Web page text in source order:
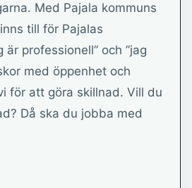
Med Pajala kommuns
till för Pajalas
är professionell” och ”jag
med öppenhet och
för att göra skillnad. Vill du
Då ska du jobba med